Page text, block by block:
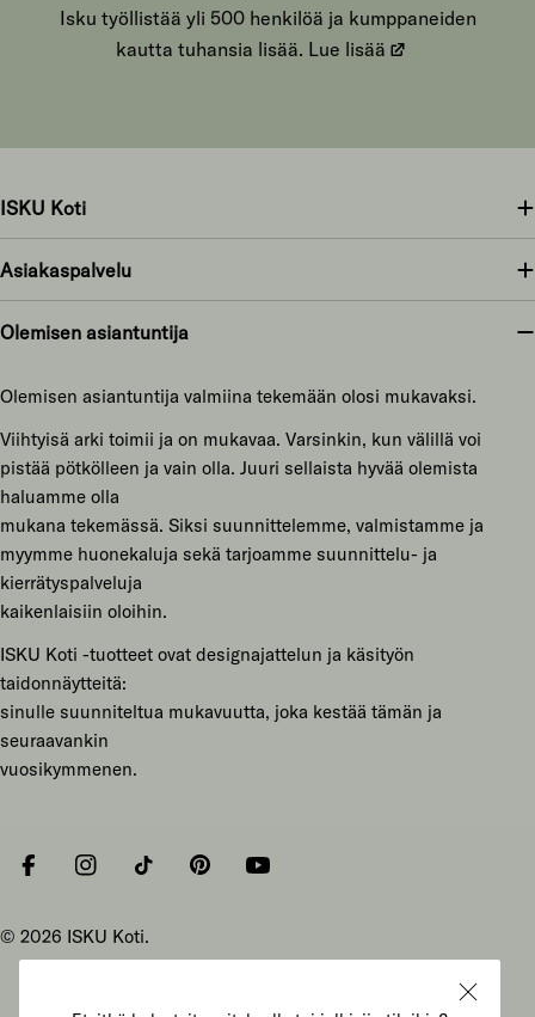
Isku työllistää yli 500 henkilöä ja kumppaneiden
kautta tuhansia lisää. Lue lisää
ISKU Koti
Asiakaspalvelu
Olemisen asiantuntija
Olemisen asiantuntija valmiina tekemään olosi mukavaksi.
Viihtyisä arki toimii ja on mukavaa. Varsinkin, kun välillä voi
pistää pötkölleen ja vain olla. Juuri sellaista hyvää olemista
haluamme olla
mukana tekemässä. Siksi suunnittelemme, valmistamme ja
myymme huonekaluja sekä tarjoamme suunnittelu- ja
kierrätyspalveluja
kaikenlaisiin oloihin.
ISKU Koti -tuotteet ovat designajattelun ja käsityön
taidonnäytteitä:
sinulle suunniteltua mukavuutta, joka kestää tämän ja
seuraavankin
vuosikymmenen.
FacebookInstagramTiktok PinterestYouTube
© 2026 ISKU Koti.